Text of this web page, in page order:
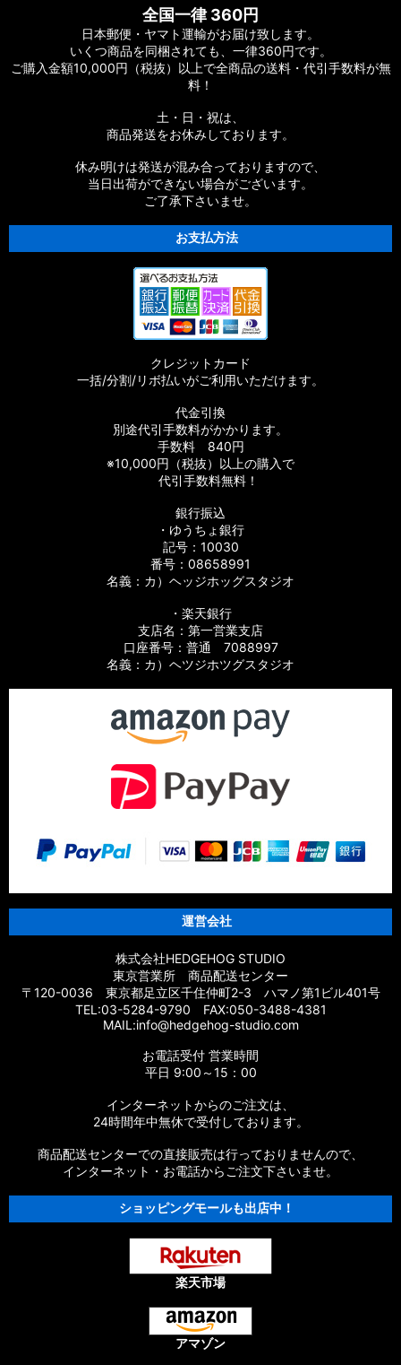
スピニングリール スプール（販売終了品）
全国一律 360円
日本郵便・ヤマト運輸がお届け致します。
いくつ商品を同梱されても、一律360円です。
ご購入金額10,000円（税抜）以上で全商品の送料・代引手数料が無
料！
土・日・祝は、
商品発送をお休みしております。
休み明けは発送が混み合っておりますので、
当日出荷ができない場合がございます。
ご了承下さいませ。
お支払方法
クレジットカード
一括/分割/リボ払いがご利用いただけます。
代金引換
別途代引手数料がかかります。
手数料 840円
※10,000円（税抜）以上の購入で
代引手数料無料！
銀行振込
・ゆうちょ銀行
記号：10030
番号：08658991
名義：カ）ヘッジホッグスタジオ
・楽天銀行
支店名：第一営業支店
口座番号：普通 7088997
名義：カ）ヘツジホツグスタジオ
運営会社
株式会社HEDGEHOG STUDIO
東京営業所 商品配送センター
〒120-0036 東京都足立区千住仲町2-3 ハマノ第1ビル401号
TEL:03-5284-9790 FAX:050-3488-4381
MAIL:info@hedgehog-studio.com
お電話受付 営業時間
平日 9:00～15：00
インターネットからのご注文は、
24時間年中無休で受付しております。
商品配送センターでの直接販売は行っておりませんので、
インターネット・お電話からご注文下さいませ。
ショッピングモールも出店中！
楽天市場
アマゾン